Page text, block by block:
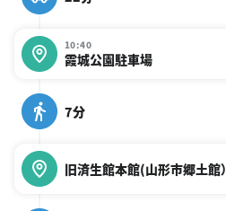
10:40
霞城公園駐車場
7分
旧済生館本館(山形市郷土館）